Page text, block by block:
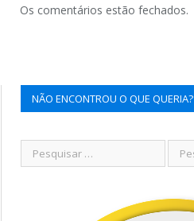
Os comentários estão fechados.
NÃO ENCONTROU O QUE QUERIA?